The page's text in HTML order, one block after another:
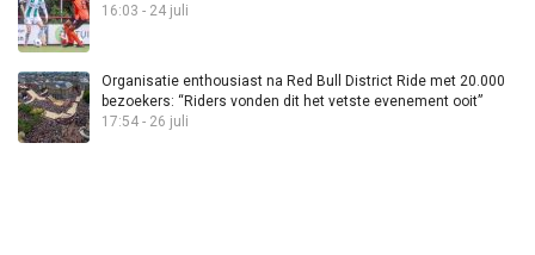
16:03 - 24 juli
Organisatie enthousiast na Red Bull District Ride met 20.000
bezoekers: “Riders vonden dit het vetste evenement ooit”
17:54 - 26 juli